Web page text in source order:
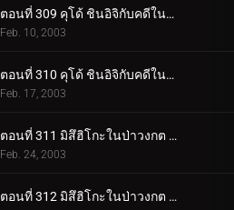
ตอนที่ 309 คุโด้ ชินอิจิกับคดีในนิวยอร์ก (ภาคสืบสวน)
Feb. 10, 2003
ตอนที่ 310 คุโด้ ชินอิจิกับคดีในนิวยอร์ก (ภาคปิดคดี)
Feb. 17, 2003
ตอนที่ 311 มิสึฮิโกะในป่าวงกต (ตอนแรก)
Feb. 24, 2003
ตอนที่ 312 มิสึฮิโกะในป่าวงกต (ตอนจบ)